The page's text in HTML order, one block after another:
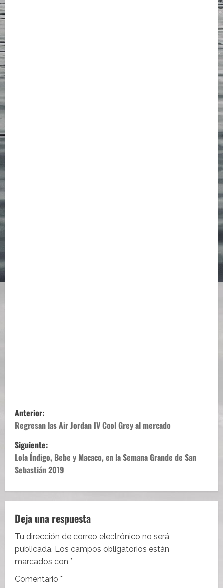
N
a
v
e
g
a
c
i
ó
Anterior:
Regresan las Air Jordan IV Cool Grey al mercado
Siguiente:
Lola Índigo, Bebe y Macaco, en la Semana Grande de San
Sebastián 2019
Deja una respuesta
Tu dirección de correo electrónico no será
publicada. Los campos obligatorios están
marcados con *
Comentario *